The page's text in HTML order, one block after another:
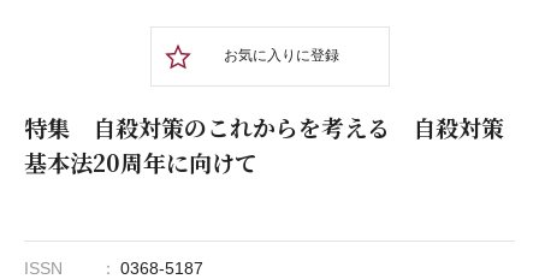
お気に入りに登録
特集 自殺対策のこれからを考える 自殺対策
基本法20周年に向けて
ISSN 0368-5187